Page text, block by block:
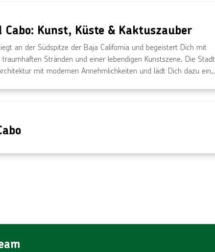
Cabo: Kunst, Küste & Kaktuszauber
an der Südspitze der Baja California und begeistert Dich mit
Stränden und einer lebendigen Kunstszene. Die Stadt
mit modernen Annehmlichkeiten und lädt Dich dazu ein,
Küste erkundest – hier erwartet Dich eine perfekte Mischung aus